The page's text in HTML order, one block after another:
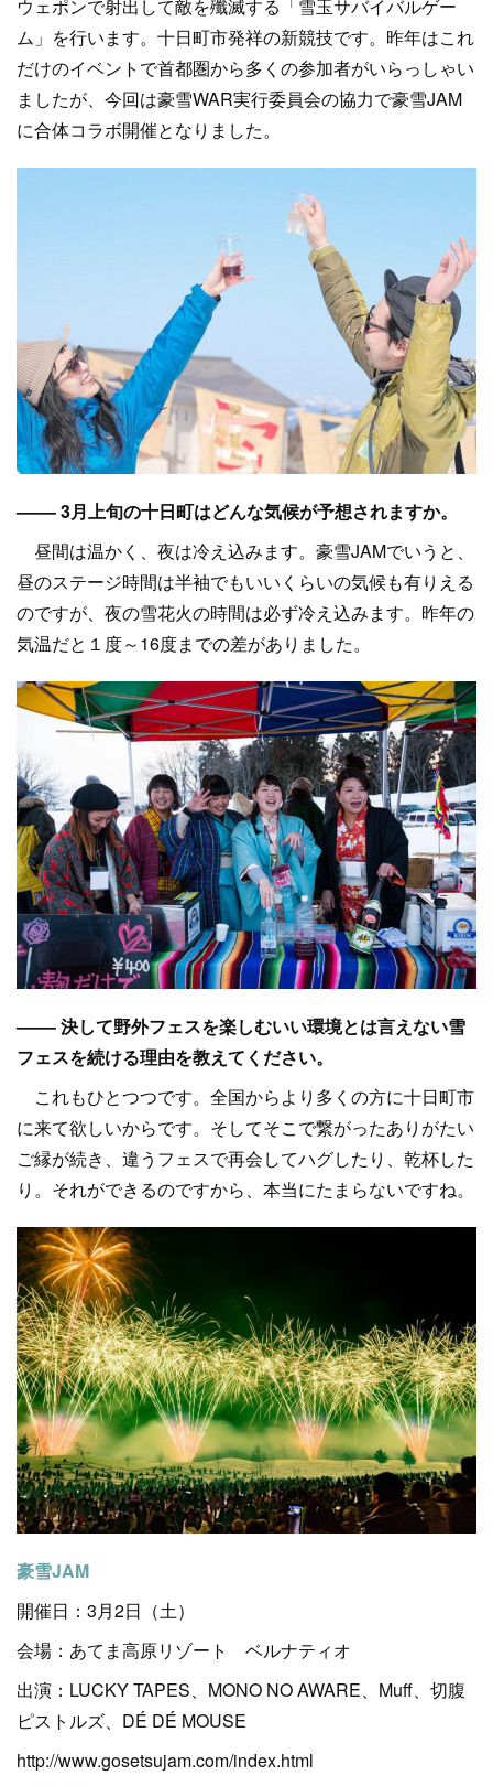
ウェポンで射出して敵を殲滅する「雪玉サバイバルゲー
ム」を行います。十日町市発祥の新競技です。昨年はこれ
だけのイベントで首都圏から多くの参加者がいらっしゃい
ましたが、今回は豪雪WAR実行委員会の協力で豪雪JAM
に合体コラボ開催となりました。
–––– 3月上旬の十日町はどんな気候が予想されますか。
昼間は温かく、夜は冷え込みます。豪雪JAMでいうと、
昼のステージ時間は半袖でもいいくらいの気候も有りえる
のですが、夜の雪花火の時間は必ず冷え込みます。昨年の
気温だと１度～16度までの差がありました。
–––– 決して野外フェスを楽しむいい環境とは言えない雪
フェスを続ける理由を教えてください。
これもひとつつです。全国からより多くの方に十日町市
に来て欲しいからです。そしてそこで繋がったありがたい
ご縁が続き、違うフェスで再会してハグしたり、乾杯した
り。それができるのですから、本当にたまらないですね。
豪雪JAM
開催日：3月2日（土）
会場：あてま高原リゾート ベルナティオ
出演：LUCKY TAPES、MONO NO AWARE、Muff、切腹
ピストルズ、DÉ DÉ MOUSE
http://www.gosetsujam.com/index.html